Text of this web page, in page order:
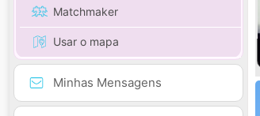
Matchmaker
Usar o mapa
Minhas Mensagens